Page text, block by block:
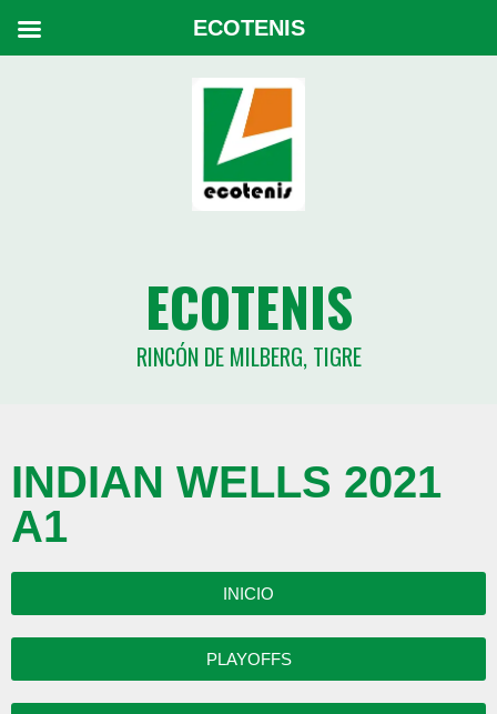
ECOTENIS
RINCÓN DE MILBERG, TIGRE
INDIAN WELLS 2021
A1
INICIO
PLAYOFFS
ECOTENIS